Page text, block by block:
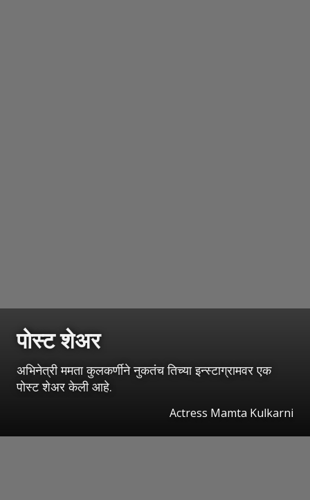
पोस्ट शेअर
अभिनेत्री ममता कुलकर्णीने नुकतंच तिच्या इन्स्टाग्रामवर एक
पोस्ट शेअर केली आहे.
Actress Mamta Kulkarni